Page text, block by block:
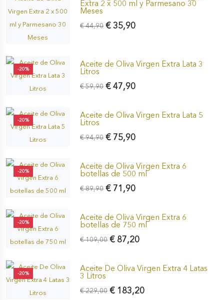
Extra 2 x 500 ml y Parmesano 30
Meses
€ 35,90
€ 44,90
-20%
Aceite de Oliva Virgen Extra Lata 3
Litros
€ 47,90
€ 59,90
-20%
Aceite de Oliva Virgen Extra Lata 5
Litros
€ 75,90
€ 94,90
-20%
Aceite de Oliva Virgen Extra 6
botellas de 500 ml
€ 71,90
€ 89,90
-20%
Aceite de Oliva Virgen Extra 6
botellas de 750 ml
€ 87,20
€ 109,00
-20%
Aceite De Oliva Virgen Extra 4 Latas
3 Litros
€ 183,20
€ 229,00